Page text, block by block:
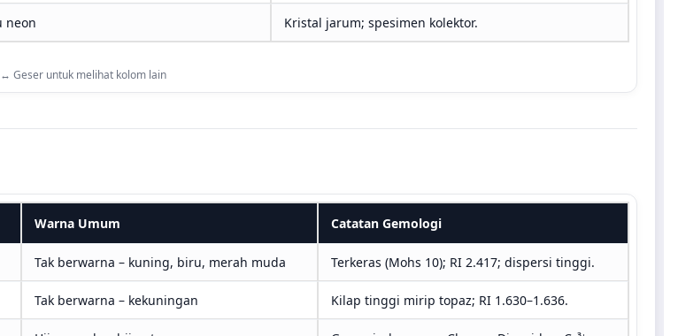
neon Kristal jarum; spesimen kolektor.
↔ Geser untuk melihat kolom lain
Warna Umum Catatan Gemologi
Tak berwarna – kuning, biru, merah muda Terkeras (Mohs 10); RI 2.417; dispersi tinggi.
Tak berwarna – kekuningan Kilap tinggi mirip topaz; RI 1.630–1.636.